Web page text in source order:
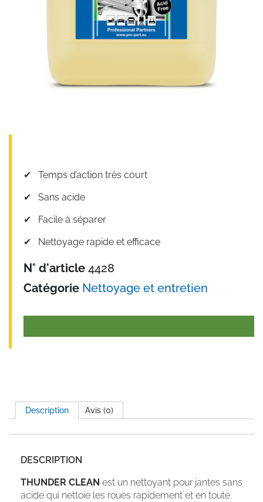
✔︎ Temps d’action très court
✔︎ Sans acide
✔︎ Facile à séparer
✔︎ Nettoyage rapide et efficace
N° d'article 4428
Catégorie Nettoyage et entretien
Description Avis (0)
DESCRIPTION
THUNDER CLEAN est un nettoyant pour jantes sans
acide qui nettoie les roues rapidement et en toute